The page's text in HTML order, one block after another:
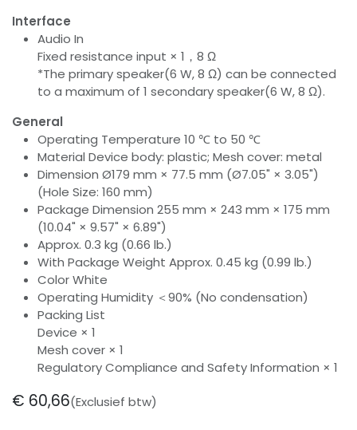
Interface
Audio In
Fixed resistance input × 1，8 Ω
*The primary speaker(6 W, 8 Ω) can be connected
to a maximum of 1 secondary speaker(6 W, 8 Ω).
General
Operating Temperature 10 ℃ to 50 ℃
Material Device body: plastic; Mesh cover: metal
Dimension Ø179 mm × 77.5 mm (Ø7.05" × 3.05")
(Hole Size: 160 mm)
Package Dimension 255 mm × 243 mm × 175 mm
(10.04" × 9.57" × 6.89")
Approx. 0.3 kg (0.66 lb.)
With Package Weight Approx. 0.45 kg (0.99 lb.)
Color White
Operating Humidity ＜90% (No condensation)
Packing List
Device × 1
Mesh cover × 1
Regulatory Compliance and Safety Information × 1
€ 60,66(Exclusief btw)